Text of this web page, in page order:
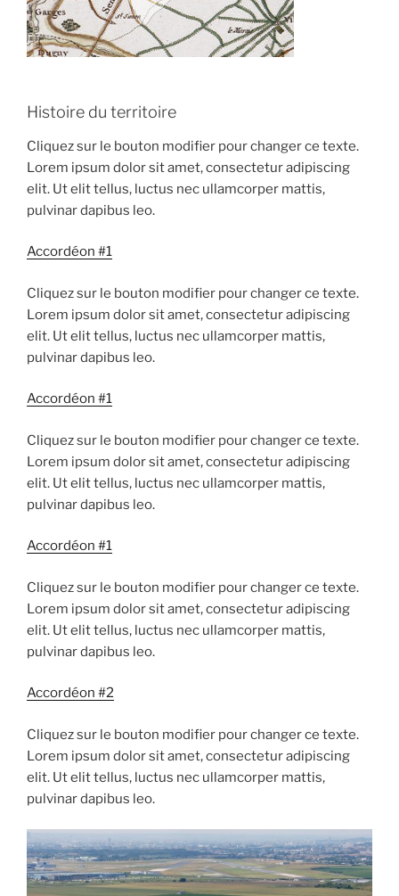
Histoire du territoire
Cliquez sur le bouton modifier pour changer ce texte.
Lorem ipsum dolor sit amet, consectetur adipiscing
elit. Ut elit tellus, luctus nec ullamcorper mattis,
pulvinar dapibus leo.
Accordéon #1
Cliquez sur le bouton modifier pour changer ce texte.
Lorem ipsum dolor sit amet, consectetur adipiscing
elit. Ut elit tellus, luctus nec ullamcorper mattis,
pulvinar dapibus leo.
Accordéon #1
Cliquez sur le bouton modifier pour changer ce texte.
Lorem ipsum dolor sit amet, consectetur adipiscing
elit. Ut elit tellus, luctus nec ullamcorper mattis,
pulvinar dapibus leo.
Accordéon #1
Cliquez sur le bouton modifier pour changer ce texte.
Lorem ipsum dolor sit amet, consectetur adipiscing
elit. Ut elit tellus, luctus nec ullamcorper mattis,
pulvinar dapibus leo.
Accordéon #2
Cliquez sur le bouton modifier pour changer ce texte.
Lorem ipsum dolor sit amet, consectetur adipiscing
elit. Ut elit tellus, luctus nec ullamcorper mattis,
pulvinar dapibus leo.